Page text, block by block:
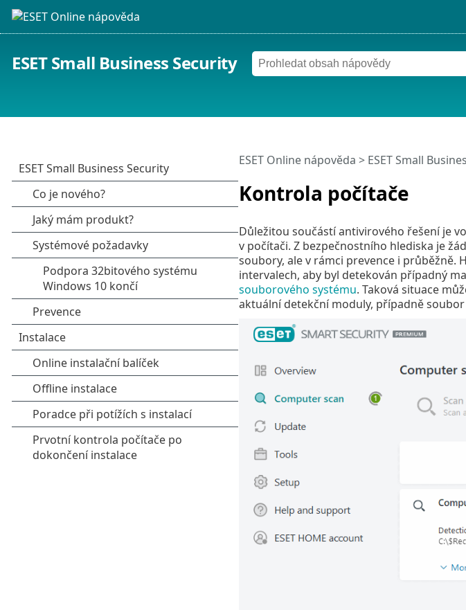
ESET Small Business Security
Kontrola počítače
ESET Online nápověda > ESET Small
Důležitou součástí antivirového řešení je
v počítači. Z bezpečnostního hlediska je
soubory, ale v rámci prevence i
intervalech, aby byl detekován případný
souborového systému. Taková situace
aktuální detekční moduly, případně